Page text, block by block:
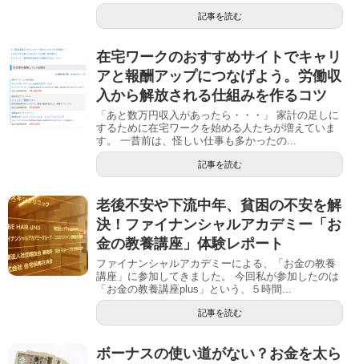
記事を読む
在宅ワークのおすすめサイトでキャリ
アと報酬アップにつなげよう。労働収
入から解放される仕組みを作るコツ
「あと数万円収入があったら・・・」 家計の足しに
するために在宅ワークを始める人たちが増えていま
す。 一昔前は、怪しい仕事も多かったの...
記事を読む
老後不安や下流中年、貧困の不安を解
決！ファイナンシャルアカデミー「お
金の教養講座」体験レポート
ファイナンシャルアカデミーによる、「お金の教養
講座」に参加してきました。 今回私が参加したのは
「お金の教養講座plus」という、５時間...
記事を読む
ボーナスの使い道がない？お金を太ら